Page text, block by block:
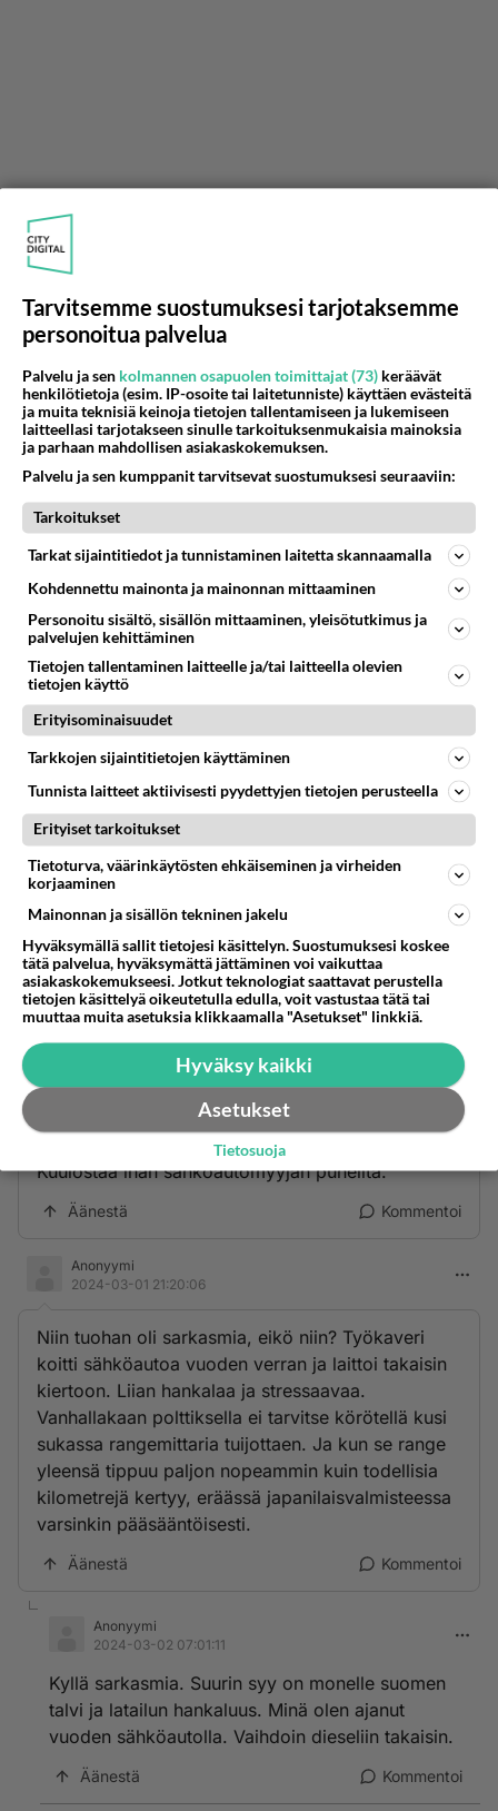
Anonyymi
2024-02-28 21:16:05
Hyvää sarkasmia. Tykkäsin.
Äänestä
Anonyymi
Hyvää satiiria…
Äänestä Kommentoi
Anonyymi
2024-02-28 21:53:35
Ai helvetti katkesin😆👌😎
Kuulostaa ihan sähköautomyyjän puheilta.
Äänestä Kommentoi
Anonyymi
2024-03-01 21:20:06
Niin tuohan oli sarkasmia, eikö niin? Työkaveri
koitti sähköautoa vuoden verran ja laittoi takaisin
kiertoon. Liian hankalaa ja stressaavaa.
Vanhallakaan polttiksella ei tarvitse körötellä kusi
sukassa rangemittaria tuijottaen. Ja kun se range
yleensä tippuu paljon nopeammin kuin todellisia
kilometrejä kertyy, eräässä japanilaisvalmisteessa
varsinkin pääsääntöisesti.
Äänestä Kommentoi
Anonyymi
2024-03-02 07:01:11
Kyllä sarkasmia. Suurin syy on monelle suomen
talvi ja latailun hankaluus. Minä olen ajanut
vuoden sähköautolla. Vaihdoin dieseliin takaisin.
Äänestä Kommentoi
Tarvitsemme suostumuksesi tarjotaksemme
personoitua palvelua
Palvelu ja sen kolmannen osapuolen toimittajat (73) keräävät
henkilötietoja (esim. IP-osoite tai laitetunniste) käyttäen evästeitä
ja muita teknisiä keinoja tietojen tallentamiseen ja lukemiseen
laitteellasi tarjotakseen sinulle tarkoituksenmukaisia mainoksia
ja parhaan mahdollisen asiakaskokemuksen.
Palvelu ja sen kumppanit tarvitsevat suostumuksesi seuraaviin:
Tarkoitukset
Tarkat sijaintitiedot ja tunnistaminen laitetta skannaamalla
Kohdennettu mainonta ja mainonnan mittaaminen
Personoitu sisältö, sisällön mittaaminen, yleisötutkimus ja
palvelujen kehittäminen
Tietojen tallentaminen laitteelle ja/tai laitteella olevien
tietojen käyttö
Erityisominaisuudet
Tarkkojen sijaintitietojen käyttäminen
Tunnista laitteet aktiivisesti pyydettyjen tietojen perusteella
Erityiset tarkoitukset
Tietoturva, väärinkäytösten ehkäiseminen ja virheiden
korjaaminen
Mainonnan ja sisällön tekninen jakelu
Hyväksymällä sallit tietojesi käsittelyn. Suostumuksesi koskee
tätä palvelua, hyväksymättä jättäminen voi vaikuttaa
asiakaskokemukseesi. Jotkut teknologiat saattavat perustella
tietojen käsittelyä oikeutetulla edulla, voit vastustaa tätä tai
muuttaa muita asetuksia klikkaamalla "Asetukset" linkkiä.
Hyväksy kaikki
Asetukset
Tietosuoja